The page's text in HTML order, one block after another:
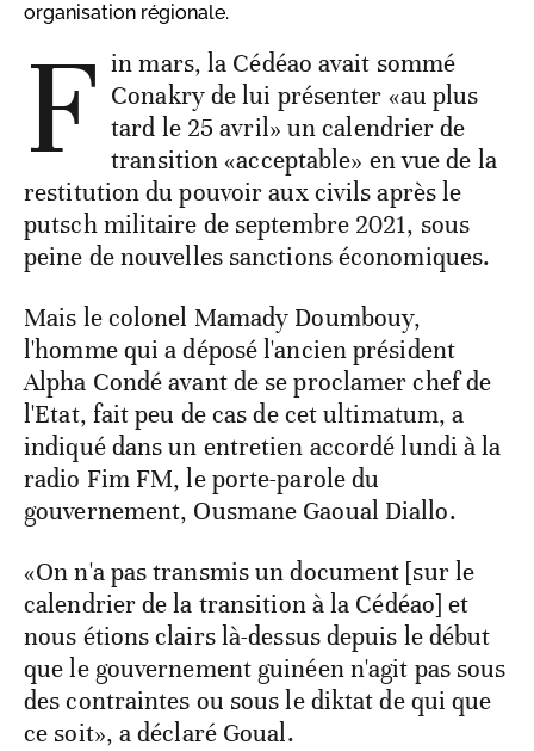
organisation régionale.
F in mars, la Cédéao avait sommé
Conakry de lui présenter «au plus
tard le 25 avril» un calendrier de
transition «acceptable» en vue de la
restitution du pouvoir aux civils après le
putsch militaire de septembre 2021, sous
peine de nouvelles sanctions économiques.
Mais le colonel Mamady Doumbouy,
l'homme qui a déposé l'ancien président
Alpha Condé avant de se proclamer chef de
l'Etat, fait peu de cas de cet ultimatum, a
indiqué dans un entretien accordé lundi à la
radio Fim FM, le porte-parole du
gouvernement, Ousmane Gaoual Diallo.
«On n'a pas transmis un document [sur le
calendrier de la transition à la Cédéao] et
nous étions clairs là-dessus depuis le début
que le gouvernement guinéen n'agit pas sous
des contraintes ou sous le diktat de qui que
ce soit», a déclaré Goual.